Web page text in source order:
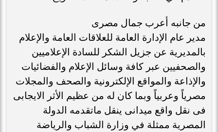
من جانبه أعرب جمال مصرى
مدير عام الإدارة العامة للعلاقات العامة والإعلام
بالمديرية عن جزيل الشكر للسادة الإعلاميين
والصحفيين عبر كافة وسائل الإعلام والفضائيات
والإذاعة والمواقع الإلكترونية والصحف والمجلات
مصرياً وعربياً وبما كان له من عظيم الأثر الايجابى
فى نقل واقع ميدانى ينقل ماتقدمه الدولة
المصرية ممثلة في وزارة الشباب والرياضة